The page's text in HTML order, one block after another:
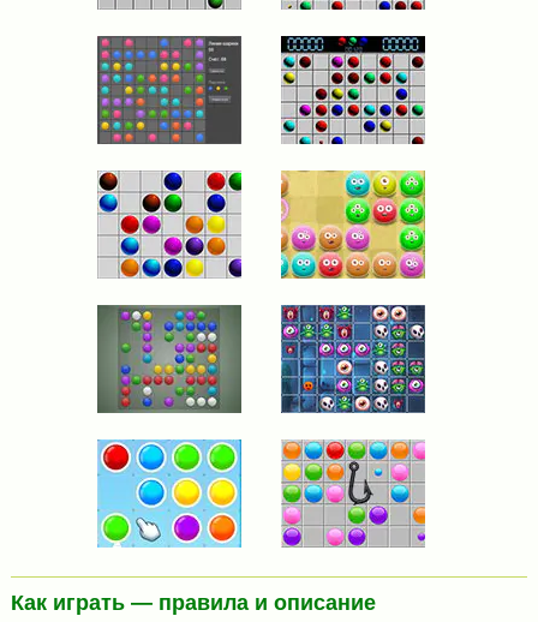
Как играть — правила и описание